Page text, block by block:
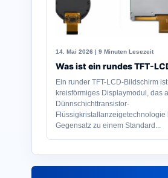
14. Mai 2026 | 9 Minuten Lesezeit
Was ist ein rundes TFT-
Ein runder TFT-LCD-Bildschirm
kreisförmiges Displaymodul, das
Dünnschichttransistor-
Flüssigkristallanzeigetechnologie
Gegensatz zu einem Standard...